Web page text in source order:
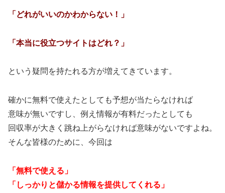
「どれがいいのかわからない！」
「本当に役立つサイトはどれ？」
という疑問を持たれる方が増えてきています。
確かに無料で使えたとしても予想が当たらなければ
意味が無いですし、例え情報が有料だったとしても
回収率が大きく跳ね上がらなければ意味がないですよね。
そんな皆様のために、今回は
「無料で使える」
「しっかりと儲かる情報を提供してくれる」